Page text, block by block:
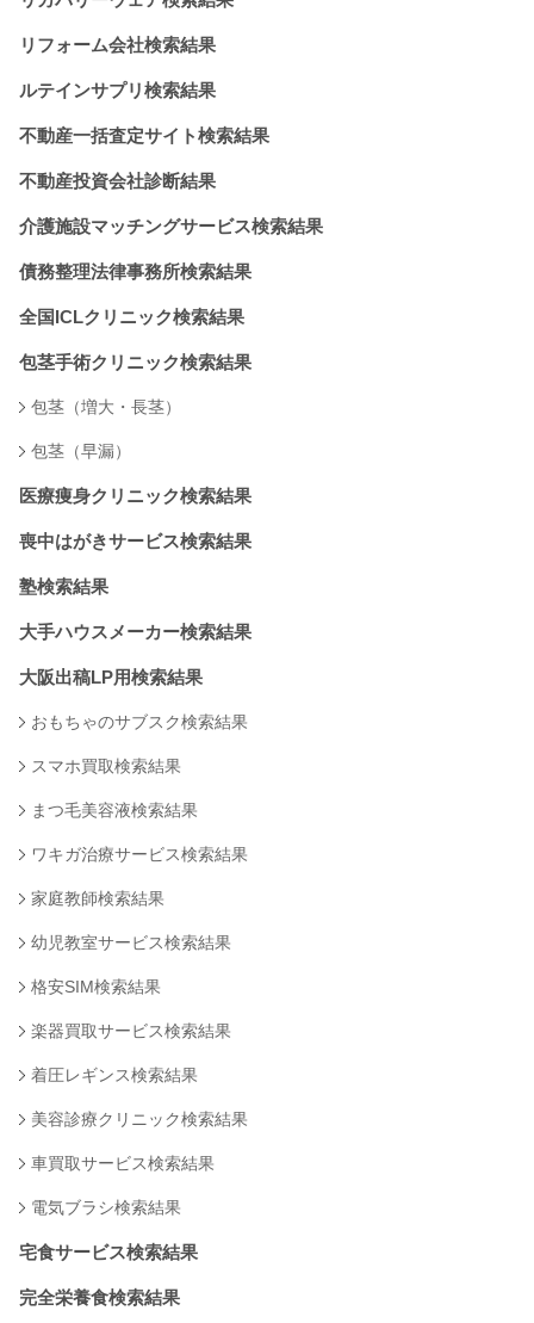
リフォーム会社検索結果
ルテインサプリ検索結果
不動産一括査定サイト検索結果
不動産投資会社診断結果
介護施設マッチングサービス検索結果
債務整理法律事務所検索結果
全国ICLクリニック検索結果
包茎手術クリニック検索結果
包茎（増大・長茎）
包茎（早漏）
医療痩身クリニック検索結果
喪中はがきサービス検索結果
塾検索結果
大手ハウスメーカー検索結果
大阪出稿LP用検索結果
おもちゃのサブスク検索結果
スマホ買取検索結果
まつ毛美容液検索結果
ワキガ治療サービス検索結果
家庭教師検索結果
幼児教室サービス検索結果
格安SIM検索結果
楽器買取サービス検索結果
着圧レギンス検索結果
美容診療クリニック検索結果
車買取サービス検索結果
電気ブラシ検索結果
宅食サービス検索結果
完全栄養食検索結果